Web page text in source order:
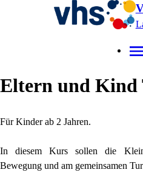
Eltern und Kind
Für Kinder ab 2 Jahren.
In diesem Kurs sollen die
Bewegung und am gemeinsamen